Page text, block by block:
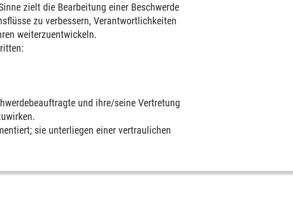
zielt die Bearbeitung einer Beschwerde
zu verbessern, Verantwortlichkeiten
weiterzuentwickeln.
und ihre/seine Vertretung
sie unterliegen einer vertraulichen